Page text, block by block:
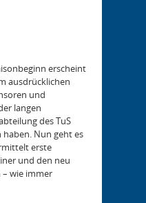
erscheint
ausdrücklichen
und
langen
des TuS
haben. Nun geht es
erste
und den neu
wie immer